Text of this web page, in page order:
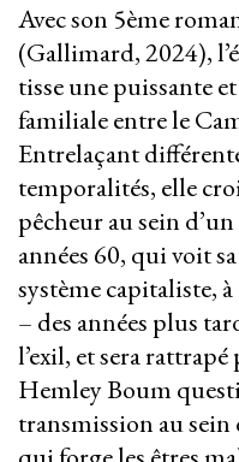
Avec son 5ème
(Gallimard, 2024),
tisse une puissante
familiale entre le
Entrelaçant
temporalités, elle
pêcheur au sein
années 60, qui voit
système capitaliste,
– des années plus
l’exil, et sera
Hemley Boum
transmission au sein